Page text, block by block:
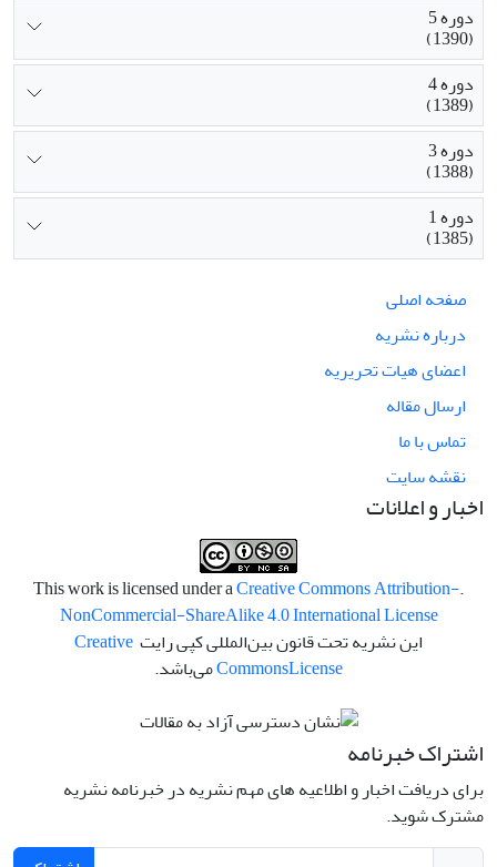
دوره 5
(1390)
دوره 4
(1389)
دوره 3
(1388)
دوره 1
(1385)
صفحه اصلی
درباره نشریه
اعضای هیات تحریریه
ارسال مقاله
تماس با ما
نقشه سایت
اخبار و اعلانات
.This work is licensed under a
Creative Commons Attribution-
NonCommercial-ShareAlike 4.0 International License
این نشریه تحت قانون بین‌المللی کپی رایت Creative
CommonsLicense می‌باشد.
اشتراک خبرنامه
برای دریافت اخبار و اطلاعیه های مهم نشریه در خبرنامه نشریه
مشترک شوید.